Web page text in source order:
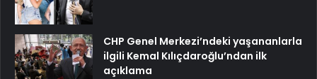
CHP Genel Merkezi’ndeki yaşananlarla
ilgili Kemal Kılıçdaroğlu’ndan ilk
açıklama